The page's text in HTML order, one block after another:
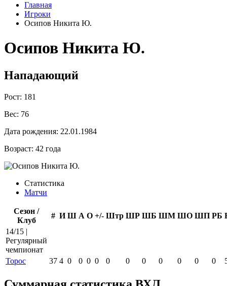
Главная
Игроки
Осипов Никита Ю.
Осипов Никита Ю.
Нападающий
Рост: 181
Вес: 76
Дата рождения: 22.01.1984
Возраст: 42 года
Статистика
Матчи
Сезон /
Клуб
# И Ш А О +/- Штр ШР ШБ ШМ ШО ШП РБ
14/15 |
Регулярный
чемпионат
Торос
37 4 0 0 0 0 0 0 0 0 0 0 0